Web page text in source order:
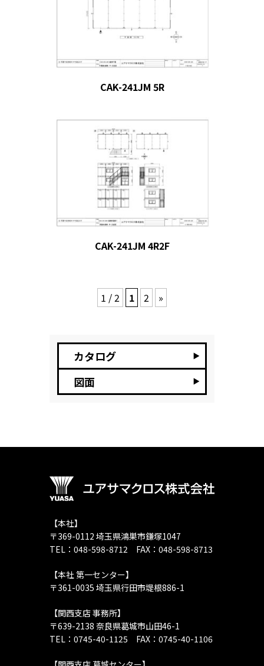
CAK-241JM 5R
CAK-241JM 4R2F
1 / 2 1 2 »
カタログ
図面
【本社】
〒369-0112 埼玉県鴻巣市鎌塚1047
TEL：048-598-8712 FAX：048-598-8713
【本社 第一センター】
〒361-0035 埼玉県行田市堤根886-1
【関西支店 事務所】
〒639-2138 奈良県葛城市山田46-1
TEL：0745-40-1125 FAX：0745-40-1106